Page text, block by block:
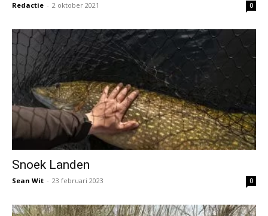
Redactie - 2 oktober 2021 0
Snoek Landen
Sean Wit - 23 februari 2023 0